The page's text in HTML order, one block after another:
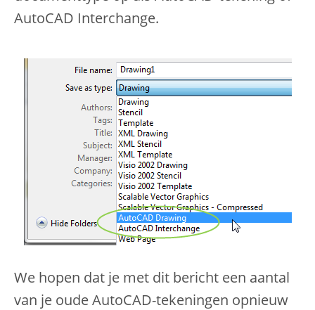
AutoCAD Interchange.
We hopen dat je met dit bericht een aantal
van je oude AutoCAD-tekeningen opnieuw